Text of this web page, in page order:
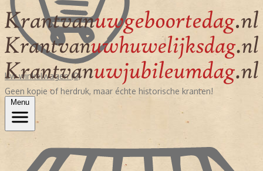
Uw winkelwagen (0)
Geen kopie of herdruk, maar échte historische kranten!
Menu